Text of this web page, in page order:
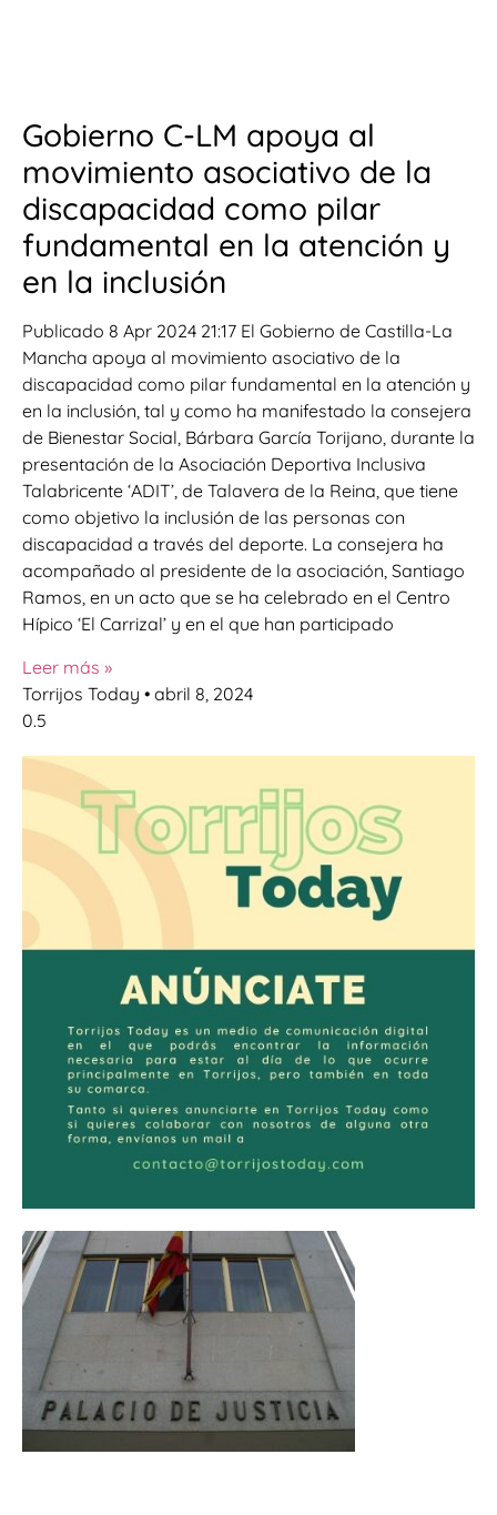
Gobierno C-LM apoya al
movimiento asociativo de la
discapacidad como pilar
fundamental en la atención y
en la inclusión
Publicado 8 Apr 2024 21:17 El Gobierno de Castilla-La
Mancha apoya al movimiento asociativo de la
discapacidad como pilar fundamental en la atención y
en la inclusión, tal y como ha manifestado la consejera
de Bienestar Social, Bárbara García Torijano, durante la
presentación de la Asociación Deportiva Inclusiva
Talabricente ‘ADIT’, de Talavera de la Reina, que tiene
como objetivo la inclusión de las personas con
discapacidad a través del deporte. La consejera ha
acompañado al presidente de la asociación, Santiago
Ramos, en un acto que se ha celebrado en el Centro
Hípico ‘El Carrizal’ y en el que han participado
Leer más »
Torrijos Today
abril 8, 2024